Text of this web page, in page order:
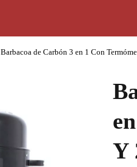
Barbacoa de Carbón 3 en 1 Con
Y